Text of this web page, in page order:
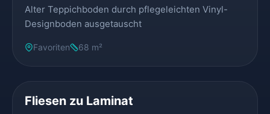
Alter Teppichboden durch pflegeleichten Vinyl-
Designboden ausgetauscht
Favoriten 68 m²
Fliesen zu Laminat